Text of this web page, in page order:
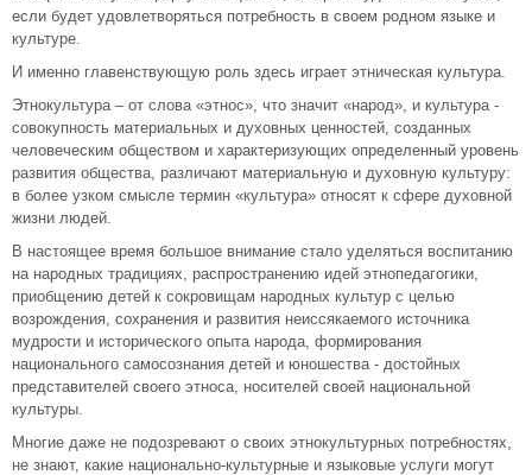
если будет удовлетворяться потребность в своем родном языке и
культуре.
И именно главенствующую роль здесь играет этническая культура.
Этнокультура – от слова «этнос», что значит «народ», и культура -
совокупность материальных и духовных ценностей, созданных
человеческим обществом и характеризующих определенный уровень
развития общества, различают материальную и духовную культуру:
в более узком смысле термин «культура» относят к сфере духовной
жизни людей.
В настоящее время большое внимание стало уделяться воспитанию
на народных традициях, распространению идей этнопедагогики,
приобщению детей к сокровищам народных культур с целью
возрождения, сохранения и развития неиссякаемого источника
мудрости и исторического опыта народа, формирования
национального самосознания детей и юношества - достойных
представителей своего этноса, носителей своей национальной
культуры.
Многие даже не подозревают о своих этнокультурных потребностях,
не знают, какие национально-культурные и языковые услуги могут